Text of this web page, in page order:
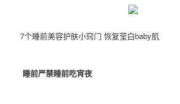
7个睡前美容护肤小窍门 恢复莹白baby肌
睡前严禁睡前吃宵夜